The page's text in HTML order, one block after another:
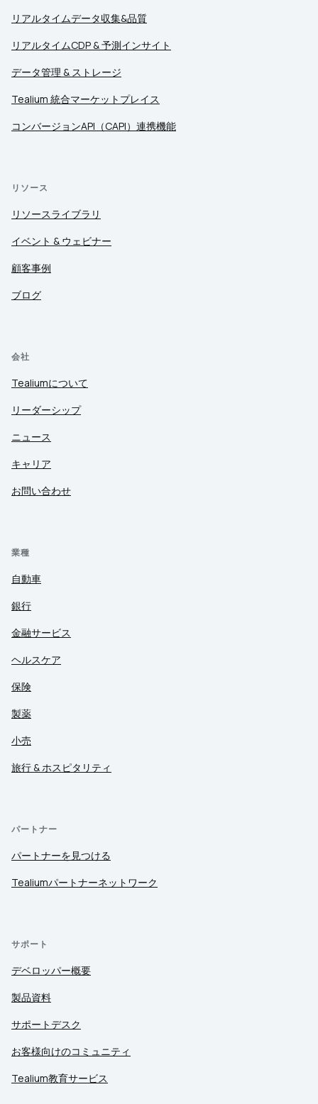
リアルタイムデータ収集&品質
リアルタイムCDP & 予測インサイト
データ管理 & ストレージ
Tealium 統合マーケットプレイス
コンバージョンAPI（CAPI）連携機能
リソース
リソースライブラリ
イベント & ウェビナー
顧客事例
ブログ
会社
Tealiumについて
リーダーシップ
ニュース
キャリア
お問い合わせ
業種
自動車
銀行
金融サービス
ヘルスケア
保険
製薬
小売
旅行 & ホスピタリティ
パートナー
パートナーを見つける
Tealiumパートナーネットワーク
サポート
デベロッパー概要
製品資料
サポートデスク
お客様向けのコミュニティ
Tealium教育サービス